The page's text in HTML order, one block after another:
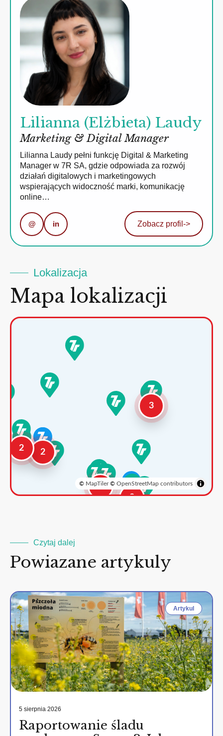
Lilianna (Elżbieta) Laudy
Marketing & Digital Manager
Lilianna Laudy pełni funkcję Digital & Marketing
Manager w 7R SA, gdzie odpowiada za rozwój
działań digitalowych i marketingowych
wspierających widoczność marki, komunikację
online…
@ in Zobacz profil ->
Lokalizacja
Mapa lokalizacji
2
2
3
2
3
© MapTiler© OpenStreetMap contributors
Czytaj dalej
Powiazane artykuly
Artykul
5 sierpnia 2026
Raportowanie śladu